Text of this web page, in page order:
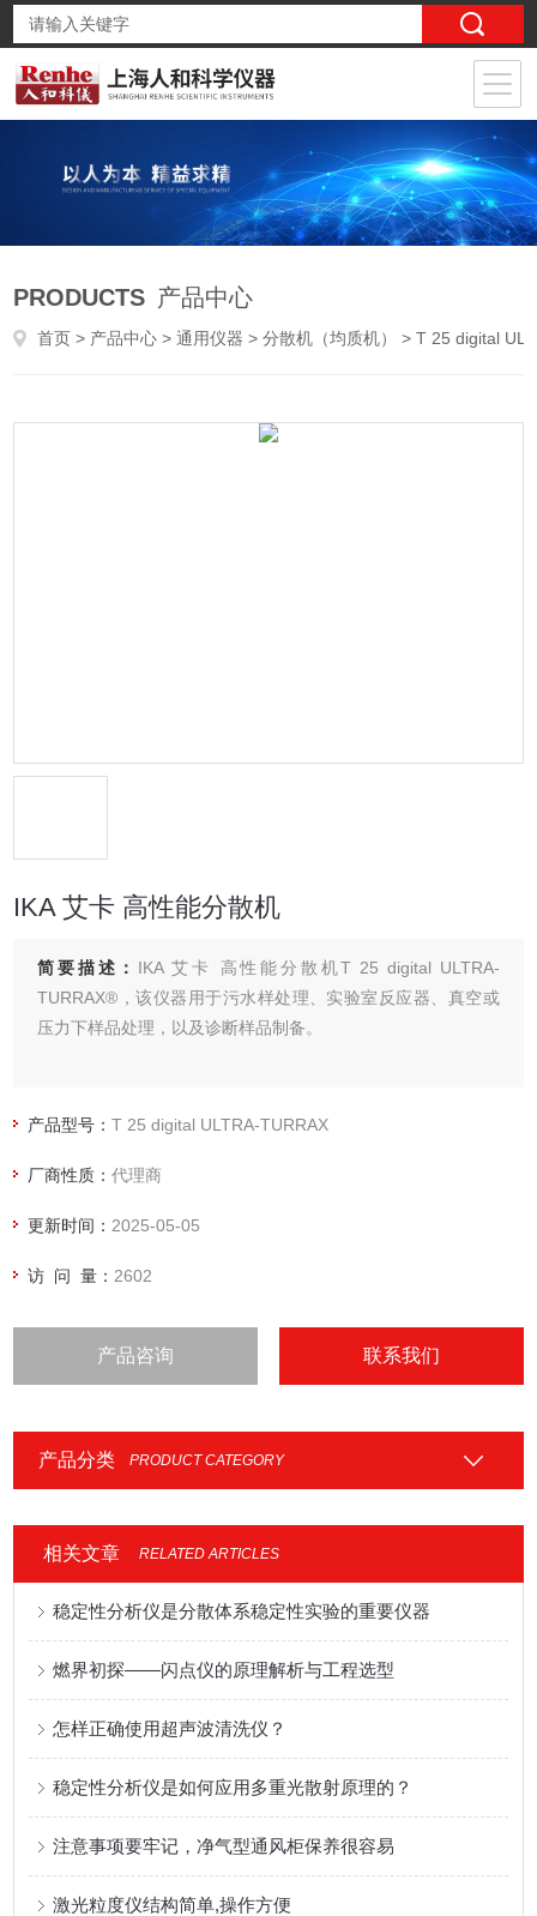
PRODUCTS 产品中心
首页 > 产品中心 >通用仪器 >分散机（均质机） > T 25 digital ULTRA-TURRAXIKA 艾卡 高性能分散机
IKA 艾卡 高性能分散机
简要描述： IKA 艾卡 高性能分散机T 25 digital ULTRA-
TURRAX®，该仪器用于污水样处理、实验室反应器、真空或
压力下样品处理，以及诊断样品制备。
产品型号：T 25 digital ULTRA-TURRAX
厂商性质：代理商
更新时间： 2025-05-05
访 问 量： 2602
产品咨询 联系我们
产品分类 PRODUCT CATEGORY
相关文章 RELATED ARTICLES
稳定性分析仪是分散体系稳定性实验的重要仪器
燃界初探——闪点仪的原理解析与工程选型
怎样正确使用超声波清洗仪？
稳定性分析仪是如何应用多重光散射原理的？
注意事项要牢记，净气型通风柜保养很容易
激光粒度仪结构简单,操作方便